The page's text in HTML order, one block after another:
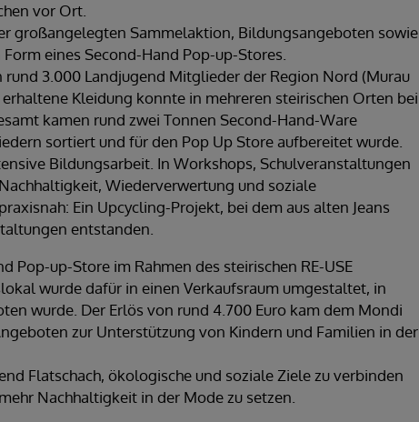
vor Ort.
großangelegten Sammelaktion, Bildungsangeboten sowie
eines Second-Hand Pop-up-Stores.
3.000 Landjugend Mitglieder der Region Nord (Murau
Kleidung konnte in mehreren steirischen Orten bei
kamen rund zwei Tonnen Second-Hand-Ware
sortiert und für den Pop Up Store aufbereitet wurde.
Bildungsarbeit. In Workshops, Schulveranstaltungen
Wiederverwertung und soziale
Ein Upcycling-Projekt, bei dem aus alten Jeans
entstanden.
Pop-up-Store im Rahmen des steirischen RE-USE
wurde dafür in einen Verkaufsraum umgestaltet, in
wurde. Der Erlös von rund 4.700 Euro kam dem Mondi
zur Unterstützung von Kindern und Familien in der
Flatschach, ökologische und soziale Ziele zu verbinden
Nachhaltigkeit in der Mode zu setzen.